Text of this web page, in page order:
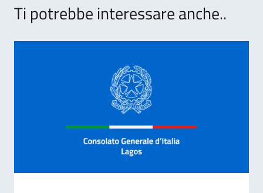
Ti potrebbe interessare anche..